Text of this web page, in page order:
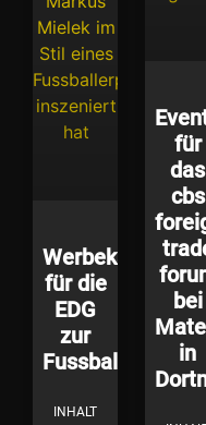
Werbekampagne
für die
EDG
zur
Fussballzeit
INHALT
für
das
cbs
bei
in